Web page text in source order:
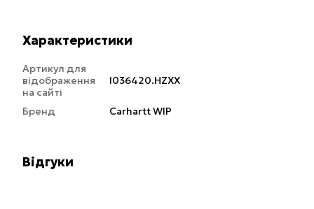
Характеристики
Артикул для
відображення
на сайті
I036420.HZXX
Бренд Carhartt WIP
Відгуки